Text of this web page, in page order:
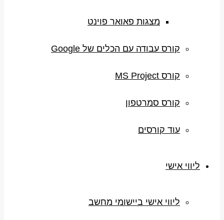
מצגות פאואר פוינט
קורס עבודה עם הכלים של Google
קורס MS Project
קורס סמרטפון
עוד קורסים
ליווי אישי
ליווי אישי ביישומי מחשב